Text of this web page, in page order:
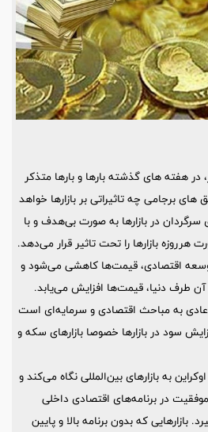
در هفته های گذشته بارها و بارها متذکر
برجامی چه تاثیراتی بر بازارها خواهد
در بازارها به صورت بی‌هدف و با
هرروزه بازارها را تحت تاثیر قرار می‌دهد.
اقتصادی، قیمت‌ها کاهشی می‌شود و
طرف دنیا، قیمت‌ها افزایش می‌یابد.
به مباحث اقتصادی و سرمایه‌ای است
سود در بازارها خصوصا بازارهای سکه و
به بازارهای بین‌المللی نگاه می‌کند و
در برنامه‌های اقتصادی داخلی
که بدون برنامه بالا و پایین